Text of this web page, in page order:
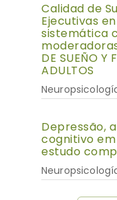
Calidad de
Ejecutivas
sistemática
DE SUEÑO Y
ADULTOS
Depressão,
cognitivo
estudo